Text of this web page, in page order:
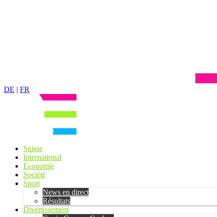
DE | FR
Suisse
International
Economie
Société
Sport
News en direct
Résultats
Divertissement